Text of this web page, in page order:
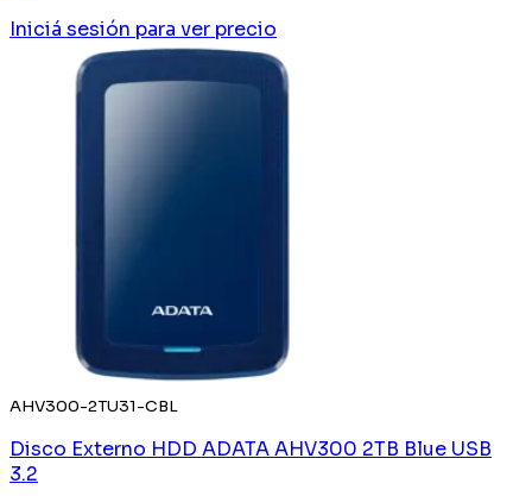
Iniciá sesión para ver precio
AHV300-2TU31-CBL
Disco Externo HDD ADATA AHV300 2TB Blue USB
3.2